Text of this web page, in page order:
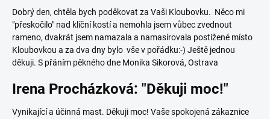
Dobrý den, chtěla bych poděkovat za Vaši Kloubovku. Něco mi
"přeskočilo" nad klíční kostí a nemohla jsem vůbec zvednout
rameno, dvakrát jsem namazala a namasírovala postižené místo
Kloubovkou a za dva dny bylo vše v pořádku:-) Ještě jednou
děkuji. S přáním pěkného dne Monika Sikorová, Ostrava
Irena Procházková: "Děkuji moc!"
Vynikající a účinná mast. Děkuji moc! Vaše spokojená zákaznice